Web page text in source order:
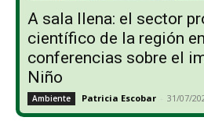
A sala llena: el sector
científico de la región
conferencias sobre el
Niño
Ambiente Patricia Escobar - 31/07/